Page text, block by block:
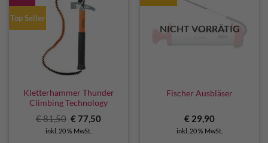
Top Seller
Kletterhammer Thunder
Climbing Technology
€81,50 Ursprünglicher
Preis
war:
€77,50Aktueller
inkl. 20 % MwSt.
NICHT VORRÄTIG
Fischer Ausbläser
€ 29,90
inkl. 20 % MwSt.